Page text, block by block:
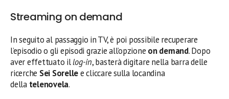
Streaming on demand
In seguito al passaggio in TV, è poi possibile recuperare
l’episodio o gli episodi grazie all’opzione on demand. Dopo
aver effettuato illog-in, basterà digitare nella barra delle
ricerche Sei Sorellee cliccare sulla locandina
della telenovela.